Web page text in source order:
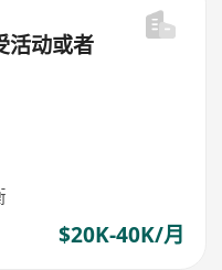
活动或者
$20K-40K/月